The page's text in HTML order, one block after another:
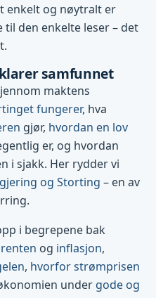
enkelt og nøytralt er
den enkelte leser – det
samfunnet
maktens
fungerer, hva
gjør, hvordan en lov
er, og hvordan
i sjakk. Her rydder vi
og Storting – en av
i begrepene bak
og inflasjon,
, hvorfor strømprisen
under gode og